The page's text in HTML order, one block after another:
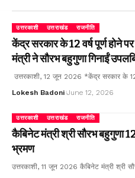
उत्तरकाशी उत्तराखंड राजनीति
केंद्र सरकार के 12 वर्ष पूर्ण होने
मंत्री ने सौरभ बहुगुणा गिनाईं
उत्तरकाशी, 12 जून 2026 *केंद्र सरकार के 12
Lokesh Badoni June 12, 2026
उत्तरकाशी उत्तराखंड राजनीति
कैबिनेट मंत्री श्री सौरभ बहुगुणा
भ्रमण
उत्तरकाशी, 11 जून 2026 कैबिनेट मंत्री श्री